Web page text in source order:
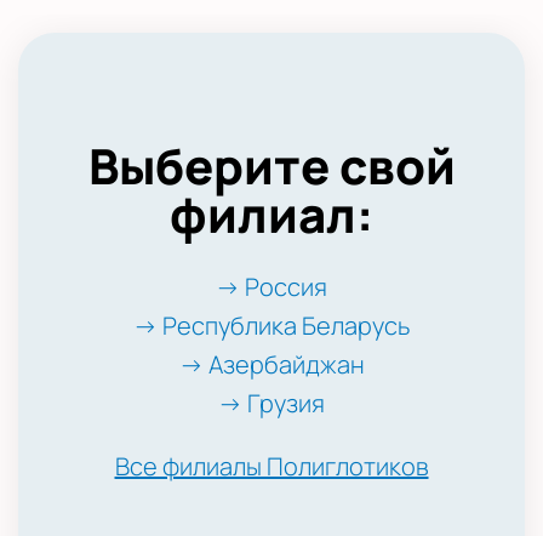
Выберите свой
филиал:
→ Россия
→ Республика Беларусь
→ Азербайджан
→ Грузия
Все филиалы Полиглотиков